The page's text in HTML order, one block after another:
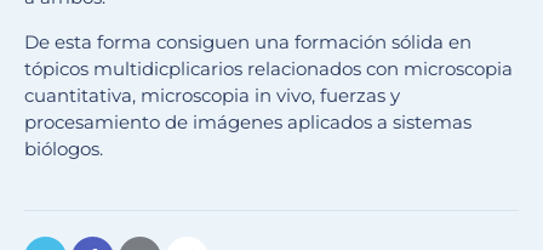
De esta forma consiguen una formación sólida en
tópicos multidicplicarios relacionados con microscopia
cuantitativa, microscopia in vivo, fuerzas y
procesamiento de imágenes aplicados a sistemas
biólogos.